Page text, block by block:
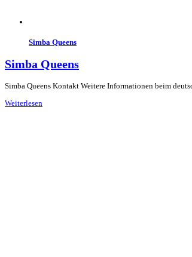
Simba Queens
Simba Queens
Simba Queens Kontakt Weitere Informationen beim
Weiterlesen